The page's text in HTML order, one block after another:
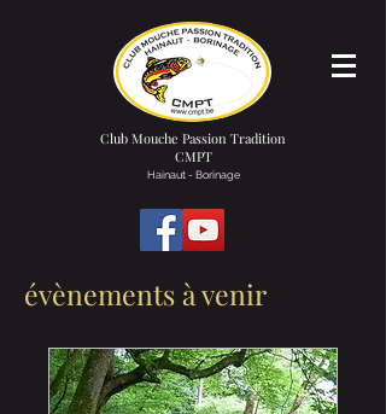
Club Mouche Passion Tradition
CMPT
Hainaut - Borinage
évènements à venir